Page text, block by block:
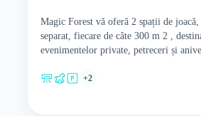
Magic Forest vă oferă 2 spații de
separat, fiecare de câte 300 m 2 ,
evenimentelor private, petreceri și
+2